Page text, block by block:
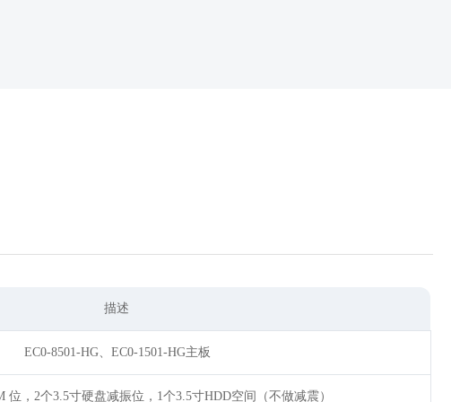
描述
EC0-8501-HG、EC0-1501-HG主板
位，2个3.5寸硬盘减振位，1个3.5寸HDD空间（不做减震）